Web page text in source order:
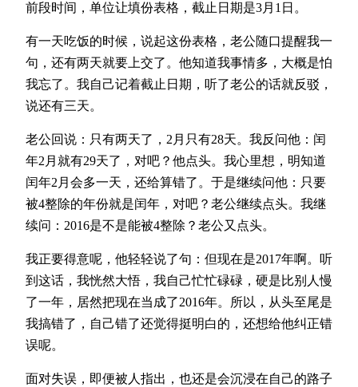
前段时间，单位让填份表格，截止日期是3月1日。
有一天吃饭的时候，说起这份表格，老公随口提醒我一
句，还有两天就要上交了。他知道我事情多，大概是怕
我忘了。我自己记着截止日期，听了老公的话就反驳，
说还有三天。
老公回说：只有两天了，2月只有28天。我反问他：闰
年2月就有29天了，对吧？他点头。我心里想，明知道
闰年2月会多一天，还给算错了。于是继续问他：只要
被4整除的年份就是闰年，对吧？老公继续点头。我继
续问：2016是不是能被4整除？老公又点头。
我正要得意呢，他轻轻说了句：但现在是2017年啊。听
到这话，我恍然大悟，我自己忙忙碌碌，硬是比别人慢
了一年，居然把现在当成了2016年。所以，从头至尾是
我搞错了，自己错了还觉得挺明白的，还想给他纠正错
误呢。
面对失误，即便被人指出，也还是会沉浸在自己的路子